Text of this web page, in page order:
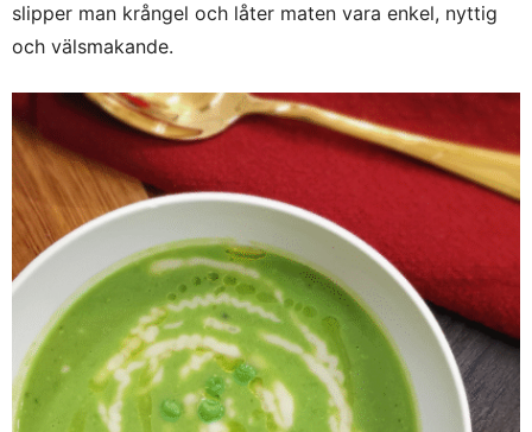
slipper man krångel och låter maten vara enkel, nyttig
och välsmakande.